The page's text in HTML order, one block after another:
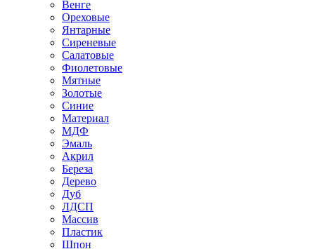
Венге
Ореховые
Янтарные
Сиреневые
Салатовые
Фиолетовые
Мятные
Золотые
Синие
Материал
МДФ
Эмаль
Акрил
Береза
Дерево
Дуб
ЛДСП
Массив
Пластик
Шпон